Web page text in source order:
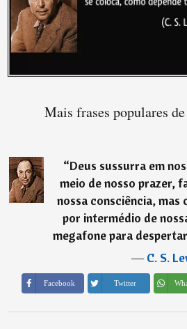
Mais frases populares
“Deus sussurra em
meio de nosso prazer,
nossa consciência, mas
por intermédio de
megafone para
―C. S.
Facebook Twitter